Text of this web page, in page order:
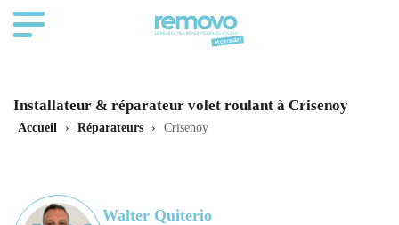
Installateur & réparateur volet roulant à Crisenoy
Accueil › Réparateurs › Crisenoy
Walter Quiterio